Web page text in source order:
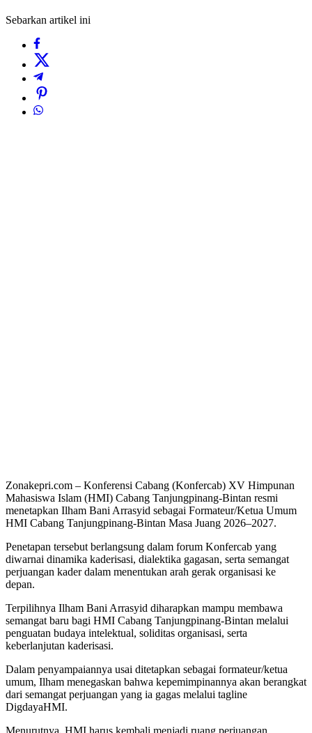
Sebarkan artikel ini
Zonakepri.com – Konferensi Cabang (Konfercab) XV Himpunan
Mahasiswa Islam (HMI) Cabang Tanjungpinang-Bintan resmi
menetapkan Ilham Bani Arrasyid sebagai Formateur/Ketua Umum
HMI Cabang Tanjungpinang-Bintan Masa Juang 2026–2027.
Penetapan tersebut berlangsung dalam forum Konfercab yang
diwarnai dinamika kaderisasi, dialektika gagasan, serta semangat
perjuangan kader dalam menentukan arah gerak organisasi ke
depan.
Terpilihnya Ilham Bani Arrasyid diharapkan mampu membawa
semangat baru bagi HMI Cabang Tanjungpinang-Bintan melalui
penguatan budaya intelektual, soliditas organisasi, serta
keberlanjutan kaderisasi.
Dalam penyampaiannya usai ditetapkan sebagai formateur/ketua
umum, Ilham menegaskan bahwa kepemimpinannya akan berangkat
dari semangat perjuangan yang ia gagas melalui tagline
DigdayaHMI.